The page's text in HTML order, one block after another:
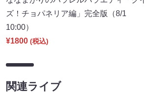
ズ！チョパネリア編」完全版（8/1
10:00）
¥1800 (税込)
関連ライブ